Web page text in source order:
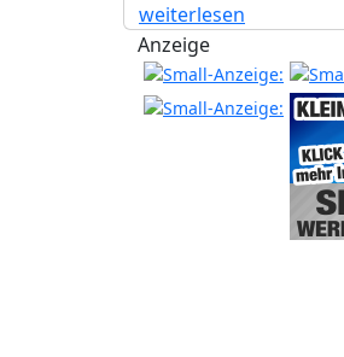
weiterlesen
Anzeige